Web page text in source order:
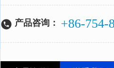
产品咨询： +86-754-